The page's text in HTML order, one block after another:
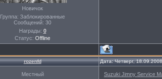
Новичок
Группа: Заблокированные
Сообщений: 30
Награды: 0
Статус: Offline
rozenfd Дата: Четверг,
Местный
Suzuki Jimny Service